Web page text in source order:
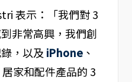
表示：「我們對 3
非常高興，我們創
，以及 iPhone、
家和配件產品的 3